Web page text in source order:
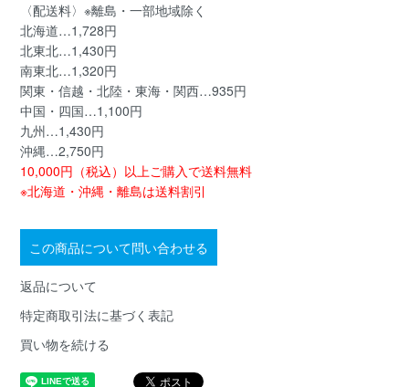
〈配送料〉※離島・一部地域除く
北海道…1,728円
北東北…1,430円
南東北…1,320円
関東・信越・北陸・東海・関西…935円
中国・四国…1,100円
九州…1,430円
沖縄…2,750円
10,000円（税込）以上ご購入で送料無料
※北海道・沖縄・離島は送料割引
この商品について問い合わせる
返品について
特定商取引法に基づく表記
買い物を続ける